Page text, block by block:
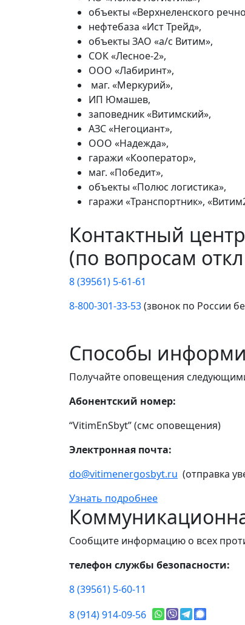
объекты «Верхнеленского
нефтебаза «Ист Трейд»,
объекты ЗАО «а/с Витим»,
СОК «Лесное-2»,
ООО «Лабиринт»,
маг. «Меркурий»,
ИП Юмашев,
заповедник «Витимский»,
АЗС «Негоциант»,
ООО «Надежда»,
гаражи «Кооператор»,
маг. «Победит»,
объекты «Полюс логистика»,
гаражи «Транспортник»,
Контактный
(по вопросам
8 (39561) 5-61-61
8-800-301-33-53(звонок по России
Способы
Получайте оповещения
Абонентский номер:
“VitimEnSbyt” (смс оповещения)
Электронная почта:
do@vitimenergosbyt.ru (отправка
Узнать подробнее
Сообщите информацию о всех
телефон службы безопасности:
8 (39561) 5-60-11
8 (914) 914-09-56